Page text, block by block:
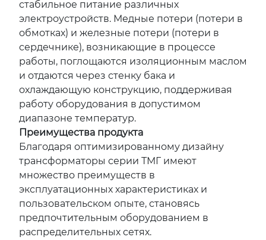
стабильное питание различных
электроустройств. Медные потери (потери в
обмотках) и железные потери (потери в
сердечнике), возникающие в процессе
работы, поглощаются изоляционным маслом
и отдаются через стенку бака и
охлаждающую конструкцию, поддерживая
работу оборудования в допустимом
диапазоне температур.
Преимущества продукта
Благодаря оптимизированному дизайну
трансформаторы серии ТМГ имеют
множество преимуществ в
эксплуатационных характеристиках и
пользовательском опыте, становясь
предпочтительным оборудованием в
распределительных сетях.